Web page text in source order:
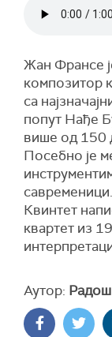
Жан Франсе
композитор
са
попут Нађе
више од 150
Посебно је
Квинтет
квартет из
Аутор: